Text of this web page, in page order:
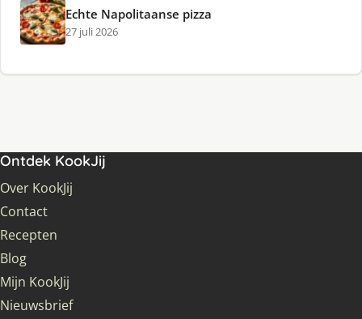
Echte Napolitaanse pizza
27 juli 2026
Ontdek KookJij
Over KookJij
Contact
Recepten
Blog
Mijn KookJij
Nieuwsbrief